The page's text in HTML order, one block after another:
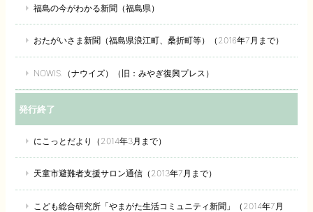
福島の今がわかる新聞（福島県）
おたがいさま新聞（福島県浪江町、桑折町等）（2016年7月まで）
NOWIS.（ナウイズ）（旧：みやぎ復興プレス）
発行終了
にこっとだより（2014年3月まで）
天童市避難者支援サロン通信（2013年7月まで）
こども総合研究所「やまがた生活コミュニティ新聞」（2014年7月